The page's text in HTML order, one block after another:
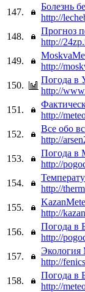
147.
Болезнь
http://
148.
Прогноз
http://
149.
http://
150.
Погода в
http://
151.
http://
152.
Все обо
http://
153.
Погода в
http://
154.
http://
155.
http://
156.
Погода в
http://
157.
http://
158.
Погода
http://